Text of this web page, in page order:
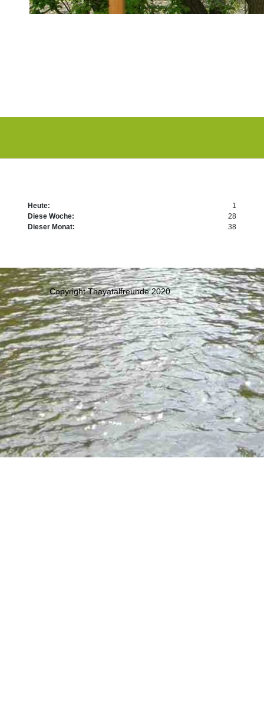
Heute:
1
Diese Woche:
28
Dieser Monat:
38
Copyright Thayatalfreunde 2020